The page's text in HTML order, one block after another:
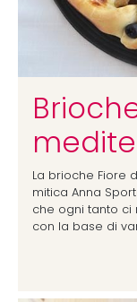
La brioche Fiore
mitica Anna
che ogni tanto ci
con la base di